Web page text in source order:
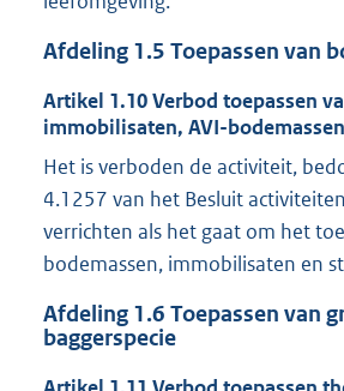
Afdeling 1.5 Toepassen van
Artikel 1.10Verbod toepassen
immobilisaten, AVI-
Het is verboden de activiteit,
4.1257 van het Besluit
verrichten als het gaat om het
bodemassen, immobilisaten en
Afdeling 1.6 Toepassen van
baggerspecie